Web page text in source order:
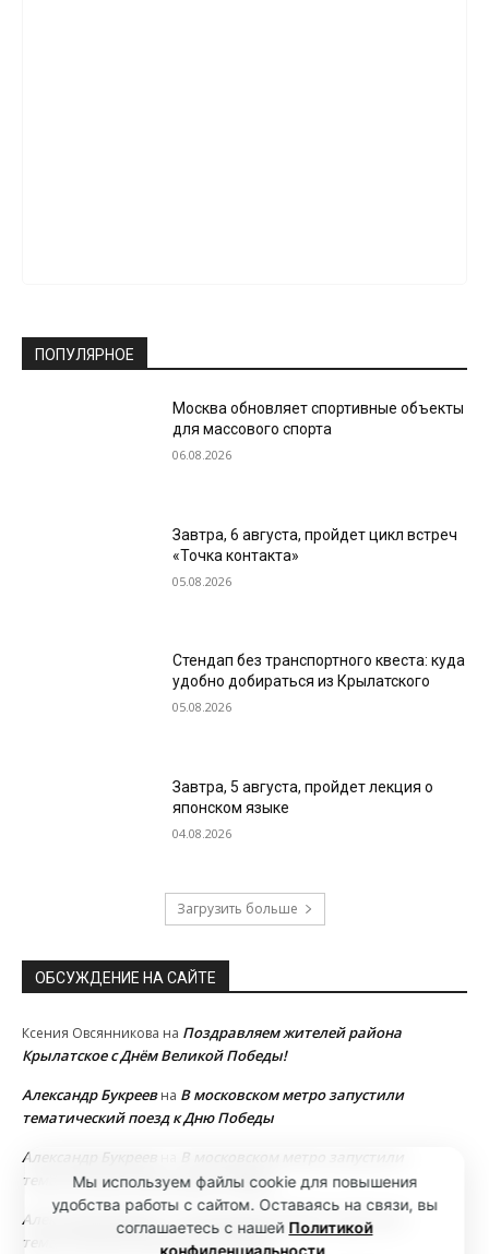
ПОПУЛЯРНОЕ
Москва обновляет спортивные объекты
для массового спорта
06.08.2026
Завтра, 6 августа, пройдет цикл встреч
«Точка контакта»
05.08.2026
Стендап без транспортного квеста: куда
удобно добираться из Крылатского
05.08.2026
Завтра, 5 августа, пройдет лекция о
японском языке
04.08.2026
Загрузить больше
ОБСУЖДЕНИЕ НА САЙТЕ
Ксения Овсянникова на Поздравляем жителей района
Крылатское с Днём Великой Победы!
Александр Букреевна В московском метро запустили
тематический поезд к Дню Победы
Александр Букреев
В московском метро запустили
тематический поезд к Дню Победы
Александр Букреев
В московском метро запустили
тематический поезд к Дню Победы
Мы используем файлы cookie для повышения
удобства работы с сайтом. Оставаясь на связи, вы
соглашаетесь с нашей Политикой
конфиденциальности.